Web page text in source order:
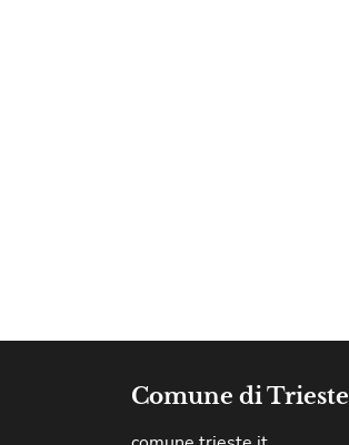
Comune di Trieste